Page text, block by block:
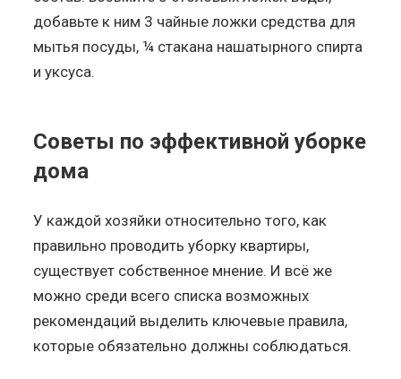
добавьте к ним 3 чайные ложки средства для
мытья посуды, ¼ стакана нашатырного спирта
и уксуса.
Советы по эффективной уборке
дома
У каждой хозяйки относительно того, как
правильно проводить уборку квартиры,
существует собственное мнение. И всё же
можно среди всего списка возможных
рекомендаций выделить ключевые правила,
которые обязательно должны соблюдаться.